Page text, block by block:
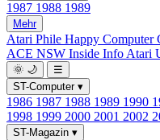
1987 1988 1989
Mehr
Atari Phile Happy Computer
ACE NSW Inside Info Atari
🌞 🌙
☰
ST-Computer ▾
1986 1987 1988 1989 1990
1998 1999 2000 2001 2002
ST-Magazin ▾